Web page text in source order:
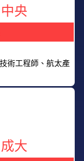
央
術工程師、航太產
大